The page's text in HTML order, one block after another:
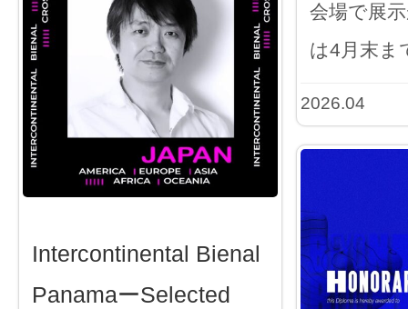
会場で展
は4月末ま
2026.04
Intercontinental Bienal
PanamaーSelected